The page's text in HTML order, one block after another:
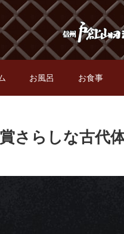
お風呂 お食事
さらしな古代